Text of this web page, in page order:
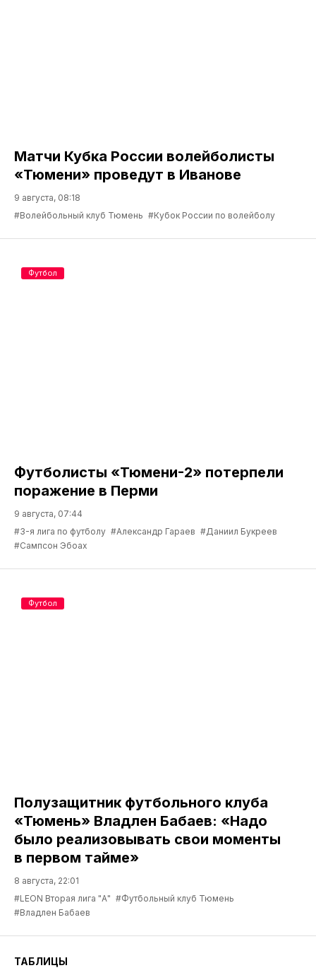
Матчи Кубка России волейболисты
«Тюмени» проведут в Иванове
9 августа, 08:18
#Волейбольный клуб Тюмень #Кубок России по волейболу
Футболисты «Тюмени-2» потерпели
поражение в Перми
9 августа, 07:44
#3-я лига по футболу #Александр Гараев #Даниил Букреев
#Сампсон Эбоах
Футбол
Полузащитник футбольного клуба
«Тюмень» Владлен Бабаев: «Надо
было реализовывать свои моменты
в первом тайме»
8 августа, 22:01
#LEON Вторая лига "А" #Футбольный клуб Тюмень
#Владлен Бабаев
Футбол
ТАБЛИЦЫ